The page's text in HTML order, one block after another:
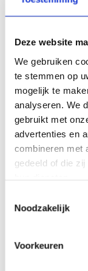
Deze website
We gebruiken
te stemmen op
mogelijk te
analyseren. We
gebruikt met
advertenties en
combineren met
gedeeld of die
Noodzakelijk
Voorkeuren